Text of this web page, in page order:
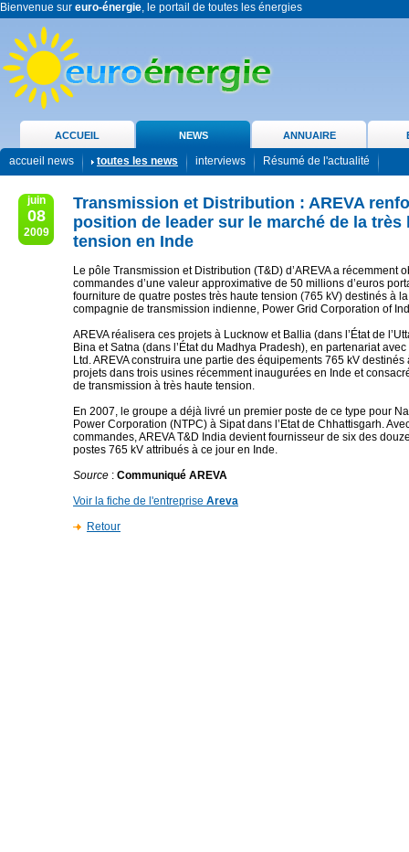
Bienvenue sur euro-énergie, le portail de toutes les énergies
ACCUEIL NEWS ANNUAIRE
accueil news toutes les news interviews Résumé de l'actualité
juin
08
2009
Transmission et Distribution : AREVA
position de leader sur le marché de la très
tension en Inde
Le pôle Transmission et Distribution (T&D) d’AREVA a récemment
commandes d’une valeur approximative de 50 millions d’euros
fourniture de quatre postes très haute tension (765 kV) destinés à
compagnie de transmission indienne, Power Grid Corporation of
AREVA réalisera ces projets à Lucknow et Ballia (dans l’État de
Bina et Satna (dans l’État du Madhya Pradesh), en partenariat
Ltd. AREVA construira une partie des équipements 765 kV destinés
projets dans trois usines récemment inaugurées en Inde et
de transmission à très haute tension.
En 2007, le groupe a déjà livré un premier poste de ce type pour
Power Corporation (NTPC) à Sipat dans l’Etat de Chhattisgarh.
commandes, AREVA T&D India devient fournisseur de six des
postes 765 kV attribués à ce jour en Inde.
Source : Communiqué AREVA
Voir la fiche de l'entreprise Areva
Retour